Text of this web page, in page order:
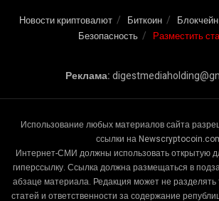
08.06.2026
Bitmine купила 126 971 ETH на
08.06.2026 1.6K
Новости криптовалют Биткоин Блокчейн
Безопасность
Разместить